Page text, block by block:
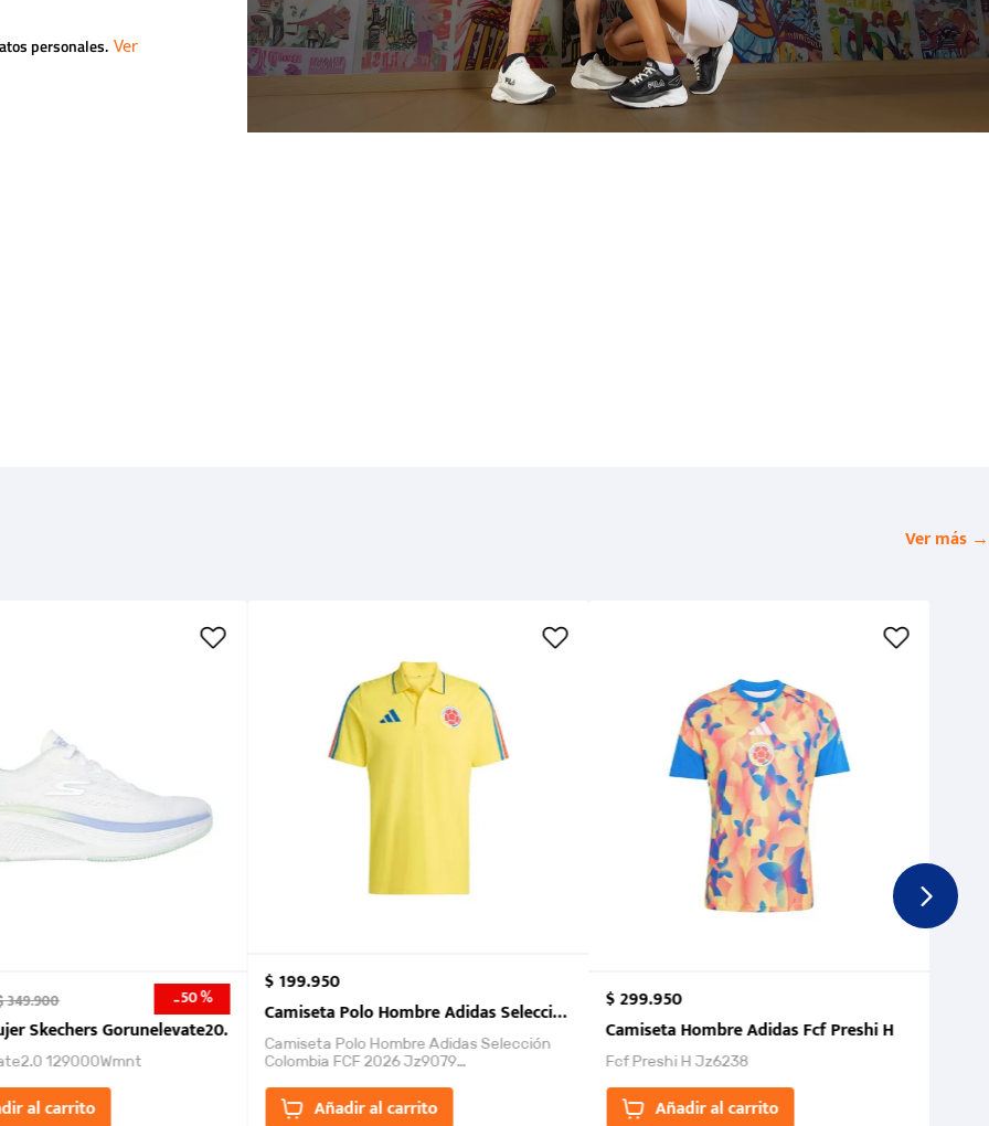
personales.
Ver más →
2026
349.900 -50 %
Skechers Gorunelevate20.
129000Wmnt
al carrito
$199.950
Camiseta Polo Hombre Adidas Selección Colombia FCF 2026.
Camiseta Polo Hombre Adidas Selección
Colombia FCF 2026 Jz9079
un estilo de...Añadir al carrito
$299.950
Camiseta Hombre Adidas Fcf Preshi H
Fcf Preshi H Jz6238
Añadir al carrito